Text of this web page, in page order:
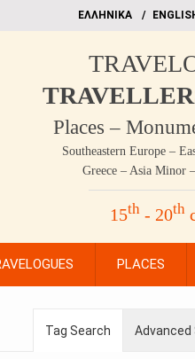
EΛΛΗΝΙΚΑ
Places –
Southeastern Europe –
Greece – Asia Minor
15th - 20th
PLACES
Tag Search Advanced